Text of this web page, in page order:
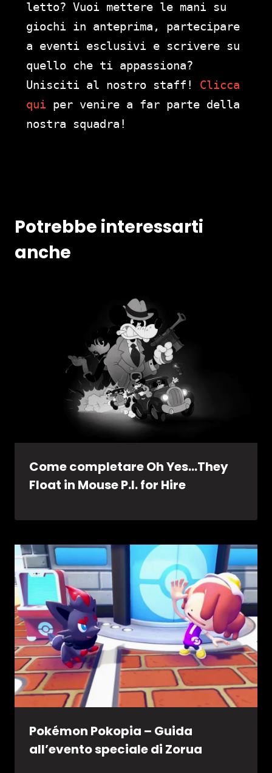
letto? Vuoi mettere le mani su
giochi in anteprima, partecipare
a eventi esclusivi e scrivere su
quello che ti appassiona?
Unisciti al nostro staff! Clicca
qui per venire a far parte della
nostra squadra!
Potrebbe interessarti
anche
Come completare Oh Yes…They
Float in Mouse P.I. for Hire
Pokémon Pokopia – Guida
all’evento speciale di Zorua